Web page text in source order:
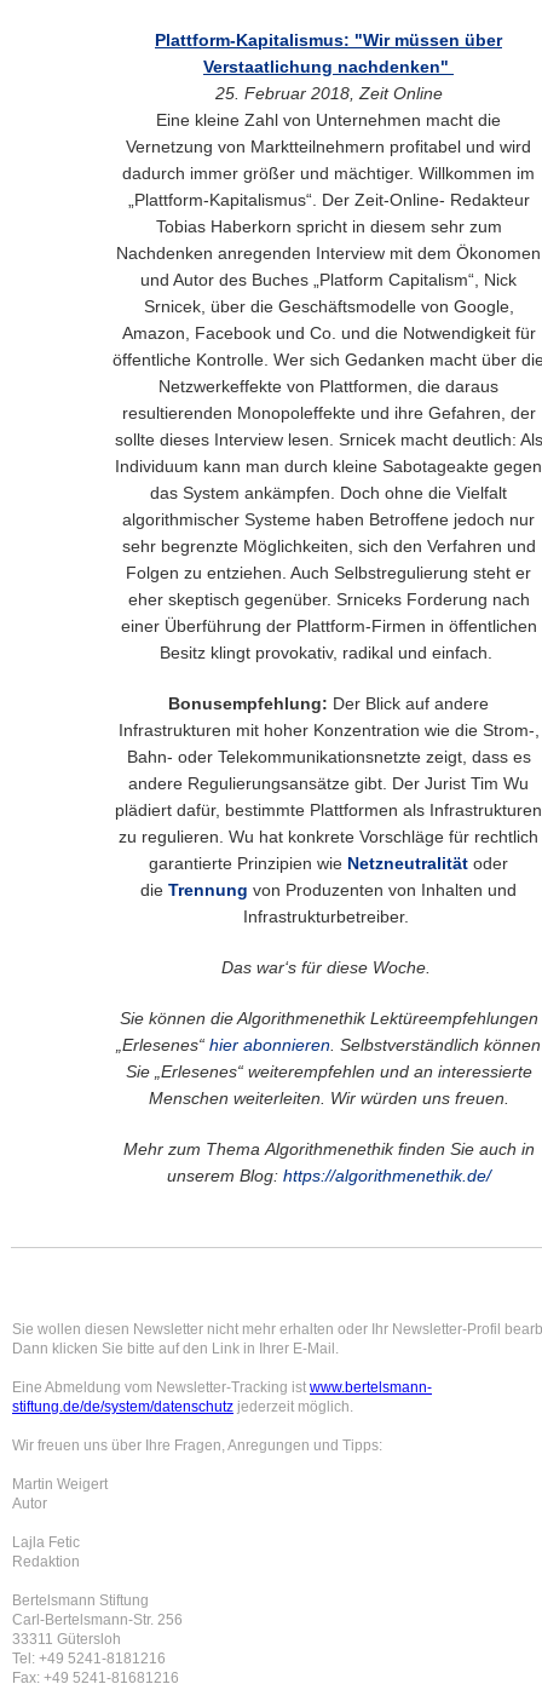
Plattform-Kapitalismus: "Wir müssen über
Verstaatlichung nachdenken"
25. Februar 2018, Zeit Online
Eine kleine Zahl von Unternehmen macht die
Vernetzung von Marktteilnehmern profitabel und wird
dadurch immer größer und mächtiger. Willkommen im
„Plattform-Kapitalismus“. Der Zeit-Online- Redakteur
Tobias Haberkorn spricht in diesem sehr zum
Nachdenken anregenden Interview mit dem Ökonomen
und Autor des Buches „Platform Capitalism“, Nick
Srnicek, über die Geschäftsmodelle von Google,
Amazon, Facebook und Co. und die Notwendigkeit für
öffentliche Kontrolle. Wer sich Gedanken macht über
Netzwerkeffekte von Plattformen, die daraus
resultierenden Monopoleffekte und ihre Gefahren, der
sollte dieses Interview lesen. Srnicek macht deutlich: Als
Individuum kann man durch kleine Sabotageakte gegen
das System ankämpfen. Doch ohne die Vielfalt
algorithmischer Systeme haben Betroffene jedoch nur
sehr begrenzte Möglichkeiten, sich den Verfahren und
Folgen zu entziehen. Auch Selbstregulierung steht er
eher skeptisch gegenüber. Srniceks Forderung nach
einer Überführung der Plattform-Firmen in öffentlichen
Besitz klingt provokativ, radikal und einfach.
Bonusempfehlung: Der Blick auf andere
Infrastrukturen mit hoher Konzentration wie die Strom-,
Bahn- oder Telekommunikationsnetzte zeigt, dass es
andere Regulierungsansätze gibt. Der Jurist Tim Wu
plädiert dafür, bestimmte Plattformen als Infrastrukturen
zu regulieren. Wu hat konkrete Vorschläge für rechtlich
garantierte Prinzipien wie Netzneutralität oder
die Trennung von Produzenten von Inhalten und
Infrastrukturbetreiber.
Das war‘s für diese Woche.
Sie können die Algorithmenethik Lektüreempfehlungen
„Erlesenes“ hier abonnieren . Selbstverständlich können
Sie „Erlesenes“ weiterempfehlen und an interessierte
Menschen weiterleiten. Wir würden uns freuen.
Mehr zum Thema Algorithmenethik finden Sie auch in
unserem Blog: https://algorithmenethik.de/
Sie wollen diesen Newsletter nicht mehr erhalten oder Ihr Newsletter-Profil
Dann klicken Sie bitte auf den Link in Ihrer E-Mail.
Eine Abmeldung vom Newsletter-Tracking ist www.bertelsmann-
stiftung.de/de/system/datenschutz jederzeit möglich.
Wir freuen uns über Ihre Fragen, Anregungen und Tipps:
Martin Weigert
Autor
Lajla Fetic
Redaktion
Bertelsmann Stiftung
Carl-Bertelsmann-Str. 256
33311 Gütersloh
Tel: +49 5241-8181216
Fax: +49 5241-81681216